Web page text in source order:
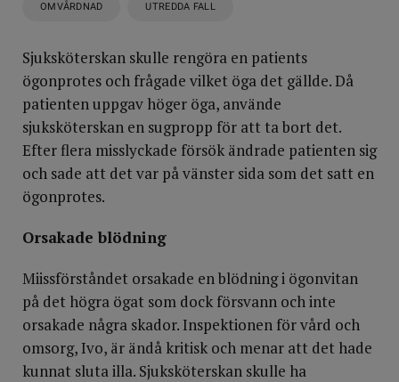
OMVÅRDNAD UTREDDA FALL
Sjuksköterskan skulle rengöra en patients
ögonprotes och frågade vilket öga det gällde. Då
patienten uppgav höger öga, använde
sjuksköterskan en sugpropp för att ta bort det.
Efter flera misslyckade försök ändrade patienten sig
och sade att det var på vänster sida som det satt en
ögonprotes.
Orsakade blödning
Miissförståndet orsakade en blödning i ögonvitan
på det högra ögat som dock försvann och inte
orsakade några skador. Inspektionen för vård och
omsorg, Ivo, är ändå kritisk och menar att det hade
kunnat sluta illa. Sjuksköterskan skulle ha